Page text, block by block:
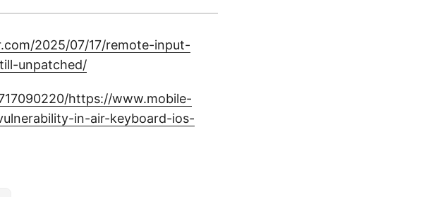
2025/07/17/remote-input-
unpatched/
https://www.mobile-
in-air-keyboard-ios-